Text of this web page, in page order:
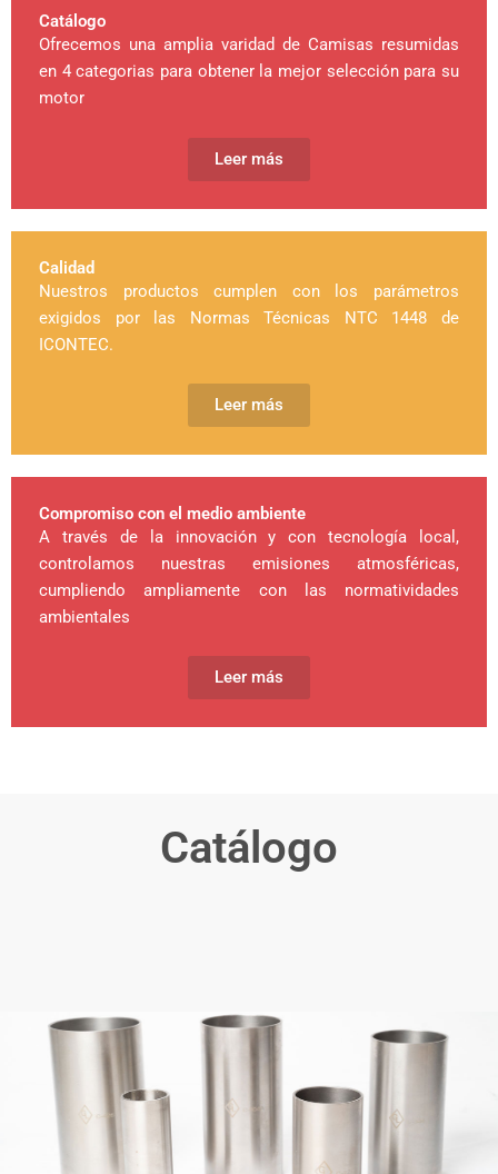
Catálogo
Ofrecemos una amplia varidad de Camisas resumidas
en 4 categorias para obtener la mejor selección para su
motor
Leer más
Calidad
Nuestros productos cumplen con los parámetros
exigidos por las Normas Técnicas NTC 1448 de
ICONTEC.
Leer más
Compromiso con el medio ambiente
A través de la innovación y con tecnología local,
controlamos nuestras emisiones atmosféricas,
cumpliendo ampliamente con las normatividades
ambientales
Leer más
Catálogo